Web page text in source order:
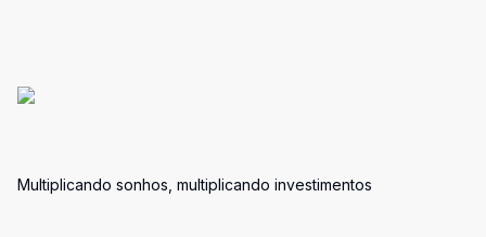
Multiplicando sonhos, multiplicando investimentos